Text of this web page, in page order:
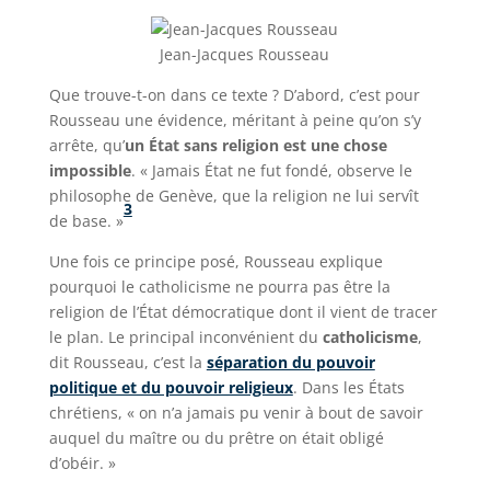
Jean-Jacques Rousseau
Que trouve-t-on dans ce texte ? D’abord, c’est pour
Rousseau une évidence, méritant à peine qu’on s’y
arrête, qu’un État sans religion est une chose
impossible. « Jamais État ne fut fondé, observe le
philosophe de Genève, que la religion ne lui servît
de base. »
3
Une fois ce principe posé, Rousseau explique
pourquoi le catholicisme ne pourra pas être la
religion de l’État démocratique dont il vient de tracer
le plan. Le principal inconvénient du catholicisme,
dit Rousseau, c’est la séparation du pouvoir
politique et du pouvoir religieux. Dans les États
chrétiens, « on n’a jamais pu venir à bout de savoir
auquel du maître ou du prêtre on était obligé
d’obéir. »